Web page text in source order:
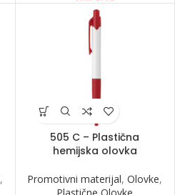
,
505 C – Plastična
hemijska olovka
Promotivni materijal,Olovke,